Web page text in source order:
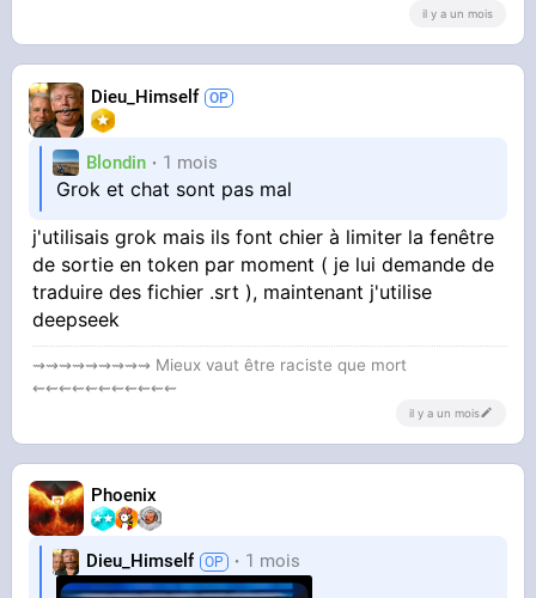
il y a un mois
Dieu_Himself
Blondin 1 mois
Grok et chat sont pas mal
j'utilisais grok mais ils font chier à limiter la fenêtre
de sortie en token par moment ( je lui demande de
traduire des fichier .srt ), maintenant j'utilise
deepseek
⇝⇝⇝⇝⇝⇝⇝⇝⇝ Mieux vaut être raciste que mort
⇜⇜⇜⇜⇜⇜⇜⇜⇜⇜⇜
il y a un mois
Phoenix
Dieu_Himself 1 mois